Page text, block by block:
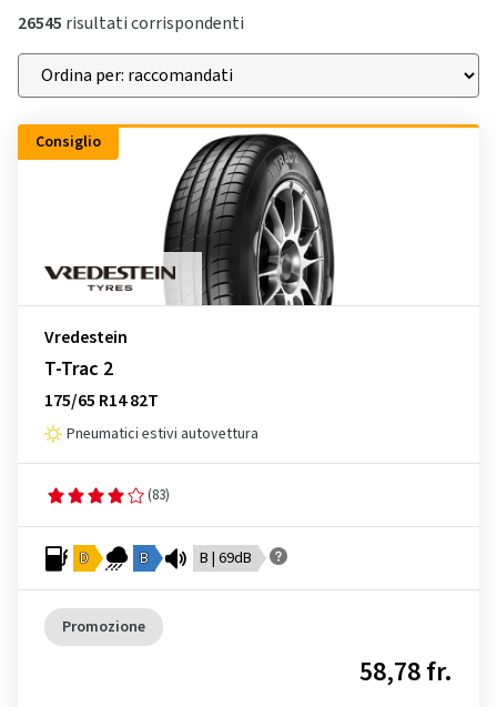
26545 risultati corrispondenti
Consiglio
Vredestein
T-Trac 2
175/65 R14 82T
Pneumatici estivi autovettura
(83)
D B B | 69dB
Promozione
58,78 fr.